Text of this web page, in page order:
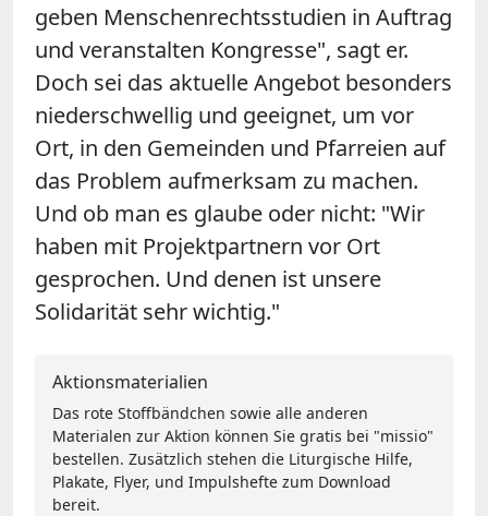
geben Menschenrechtsstudien in Auftrag
und veranstalten Kongresse", sagt er.
Doch sei das aktuelle Angebot besonders
niederschwellig und geeignet, um vor
Ort, in den Gemeinden und Pfarreien auf
das Problem aufmerksam zu machen.
Und ob man es glaube oder nicht: "Wir
haben mit Projektpartnern vor Ort
gesprochen. Und denen ist unsere
Solidarität sehr wichtig."
Aktionsmaterialien
Das rote Stoffbändchen sowie alle anderen
Materialen zur Aktion können Sie gratis bei "missio"
bestellen. Zusätzlich stehen die Liturgische Hilfe,
Plakate, Flyer, und Impulshefte zum Download
bereit.